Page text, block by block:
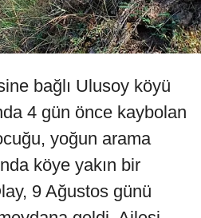
bağlı Ulusoy köyü
4 gün önce kaybolan
yoğun arama
köye yakın bir
9 Ağustos günü